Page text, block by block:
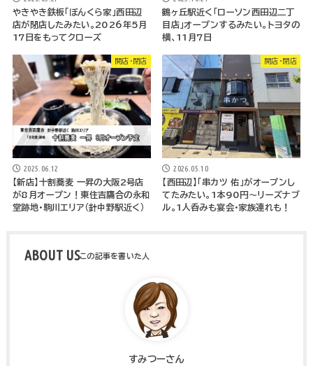
やきやき鉄板「ぼんくら家」西田辺
店が閉店したみたい。2026年5月
17日をもってクローズ
鶴ヶ丘駅近く「ローソン西田辺二丁
目店」オープンするみたい。トヨタの
横、11月7日
開店・閉店
2025.06.12
【新店】十割蕎麦 一昇の大阪2号店
が8月オープン！東住吉鷹合の永和
堂跡地・駒川エリア（針中野駅近く）
開店・閉店
2026.05.10
【西田辺】「串カツ 佑」がオープンし
てたみたい。1本90円～リーズナブ
ル。1人呑みも宴会・家族連れも！
ABOUT US
すみつーさん